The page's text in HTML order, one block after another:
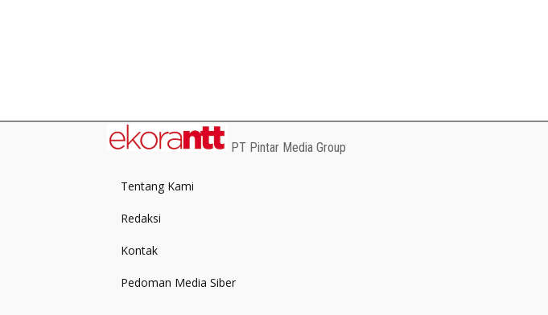
PT Pintar Media Group
Tentang Kami
Redaksi
Kontak
Pedoman Media Siber